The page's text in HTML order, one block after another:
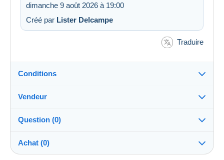
dimanche 9 août 2026 à 19:00
Créé par Lister Delcampe
Traduire
Conditions
Destination :
Voir la liste des pays
Expédition :
Envoi après paiement
Vendeur
mephistopheles2109100%(21262x)
PRO
Boutique
Question (0)
Achat (0)